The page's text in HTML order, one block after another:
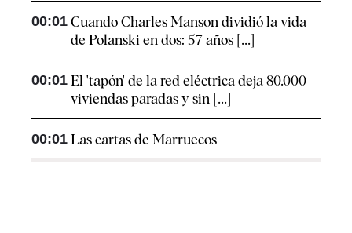
00:01 Cuando Charles Manson dividió la vida
de Polanski en dos: 57 años [...]
00:01 El 'tapón' de la red eléctrica deja 80.000
viviendas paradas y sin [...]
00:01 Las cartas de Marruecos